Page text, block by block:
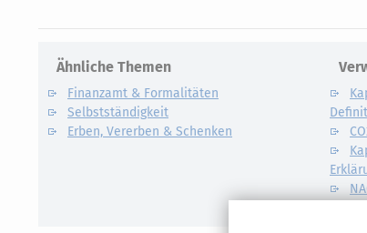
Ähnliche Themen
Finanzamt & Formalitäten
Selbstständigkeit
Erben, Vererben & Schenken